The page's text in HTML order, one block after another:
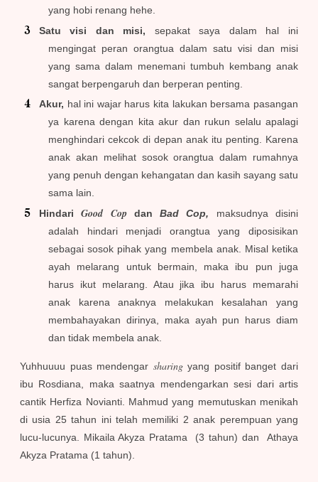
yang hobi renang hehe.
Satu visi dan misi, sepakat saya dalam hal ini
mengingat peran orangtua dalam satu visi dan misi
yang sama dalam menemani tumbuh kembang anak
sangat berpengaruh dan berperan penting.
Akur, hal ini wajar harus kita lakukan bersama pasangan
ya karena dengan kita akur dan rukun selalu apalagi
menghindari cekcok di depan anak itu penting. Karena
anak akan melihat sosok orangtua dalam rumahnya
yang penuh dengan kehangatan dan kasih sayang satu
sama lain.
HindariGood CopdanBad Cop, maksudnya disini
adalah hindari menjadi orangtua yang diposisikan
sebagai sosok pihak yang membela anak. Misal ketika
ayah melarang untuk bermain, maka ibu pun juga
harus ikut melarang. Atau jika ibu harus memarahi
anak karena anaknya melakukan kesalahan yang
membahayakan dirinya, maka ayah pun harus diam
dan tidak membela anak.
Yuhhuuuu puas mendengar sharingyang positif banget dari
ibu Rosdiana, maka saatnya mendengarkan sesi dari artis
cantik Herfiza Novianti. Mahmud yang memutuskan menikah
di usia 25 tahun ini telah memiliki 2 anak perempuan yang
lucu-lucunya. Mikaila Akyza Pratama (3 tahun) dan Athaya
Akyza Pratama (1 tahun).